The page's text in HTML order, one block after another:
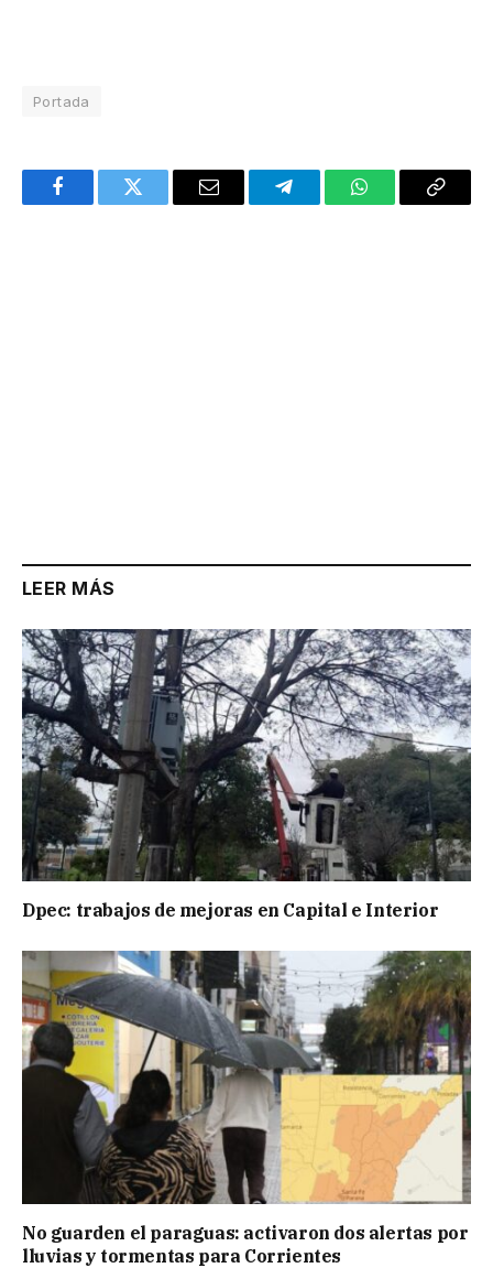
Portada
FacebookTwitter Email TelegramWhatsAppCopy
LEER MÁS
Dpec: trabajos de mejoras en Capital e Interior
No guarden el paraguas: activaron dos alertas por
lluvias y tormentas para Corrientes